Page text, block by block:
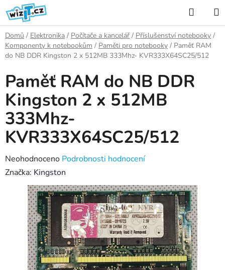
Přejít
na
obsah
Hledat
Domů / Elektronika / Počítače a kancelář / Příslušenství notebooky /
Komponenty k notebookům / Paměti pro notebooky / Paměť RAM
do NB DDR Kingston 2 x 512MB 333Mhz- KVR333X64SC25/512
Paměť RAM do NB DDR
Kingston 2 x 512MB
333Mhz-
KVR333X64SC25/512
Průměrné
hodnocení
produktu
hvězdiček.
Neohodnoceno Podrobnosti hodnocení
Značka: Kingston